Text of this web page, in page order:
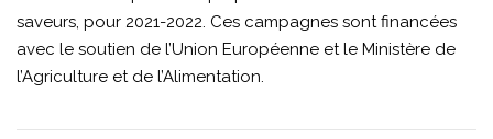
saveurs, pour 2021-2022. Ces campagnes sont financées
avec le soutien de l’Union Européenne et le Ministère de
l’Agriculture et de l’Alimentation.